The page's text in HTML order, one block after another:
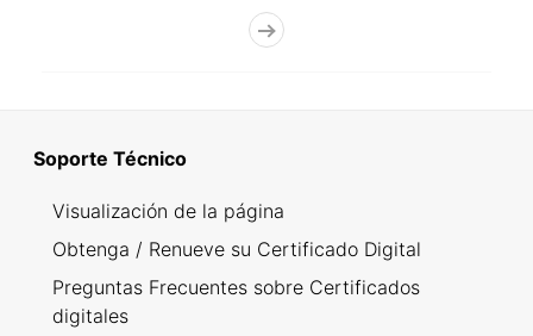
Soporte Técnico
Visualización de la página
Obtenga / Renueve su Certificado Digital
Preguntas Frecuentes sobre Certificados
digitales